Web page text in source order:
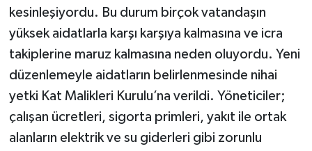
kesinleşiyordu. Bu durum birçok vatandaşın
yüksek aidatlarla karşı karşıya kalmasına ve icra
takiplerine maruz kalmasına neden oluyordu. Yeni
düzenlemeyle aidatların belirlenmesinde nihai
yetki Kat Malikleri Kurulu’na verildi. Yöneticiler;
çalışan ücretleri, sigorta primleri, yakıt ile ortak
alanların elektrik ve su giderleri gibi zorunlu